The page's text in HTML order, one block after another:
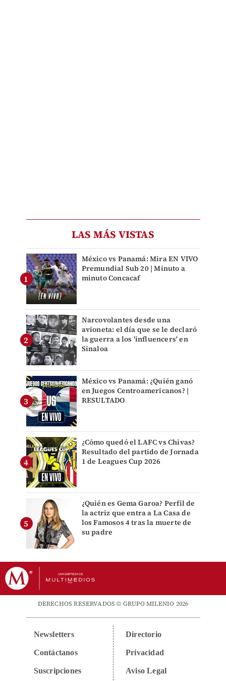
LAS MÁS VISTAS
México vs Panamá: Mira EN VIVO
Premundial Sub 20 | Minuto a
minuto Concacaf
Narcovolantes desde una
avioneta: el día que se le declaró
la guerra a los 'influencers' en
Sinaloa
México vs Panamá: ¿Quién ganó
en Juegos Centroamericanos? |
RESULTADO
¿Cómo quedó el LAFC vs Chivas?
Resultado del partido de Jornada
1 de Leagues Cup 2026
¿Quién es Gema Garoa? Perfil de
la actriz que entra a La Casa de
los Famosos 4 tras la muerte de
su padre
DERECHOS RESERVADOS © GRUPO MILENIO 2026
Newsletters
Contáctanos
Suscripciones
Directorio
Privacidad
Aviso Legal